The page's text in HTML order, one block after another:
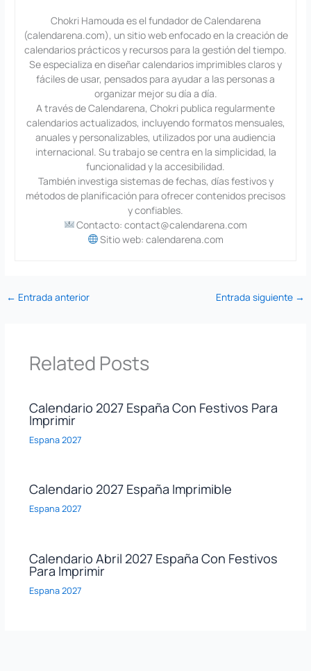
Chokri Hamouda es el fundador de Calendarena
(calendarena.com), un sitio web enfocado en la creación de
calendarios prácticos y recursos para la gestión del tiempo.
Se especializa en diseñar calendarios imprimibles claros y
fáciles de usar, pensados para ayudar a las personas a
organizar mejor su día a día.
A través de Calendarena, Chokri publica regularmente
calendarios actualizados, incluyendo formatos mensuales,
anuales y personalizables, utilizados por una audiencia
internacional. Su trabajo se centra en la simplicidad, la
funcionalidad y la accesibilidad.
También investiga sistemas de fechas, días festivos y
métodos de planificación para ofrecer contenidos precisos
y confiables.
Contacto: contact@calendarena.com
Sitio web: calendarena.com
← Entrada anterior Entrada siguiente →
Related Posts
Calendario 2027 España Con Festivos Para
Imprimir
Espana 2027
Calendario 2027 España Imprimible
Espana 2027
Calendario Abril 2027 España Con Festivos
Para Imprimir
Espana 2027